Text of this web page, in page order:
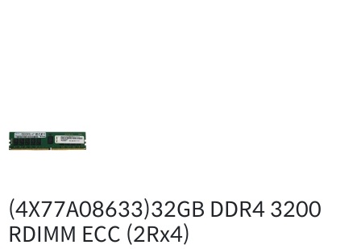
(4X77A08633)32GB DDR4 3200
RDIMM ECC (2Rx4)